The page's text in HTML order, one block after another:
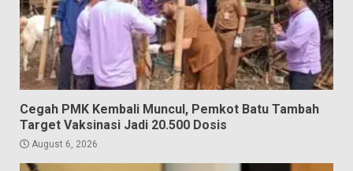
Cegah PMK Kembali Muncul, Pemkot Batu Tambah
Target Vaksinasi Jadi 20.500 Dosis
August 6, 2026